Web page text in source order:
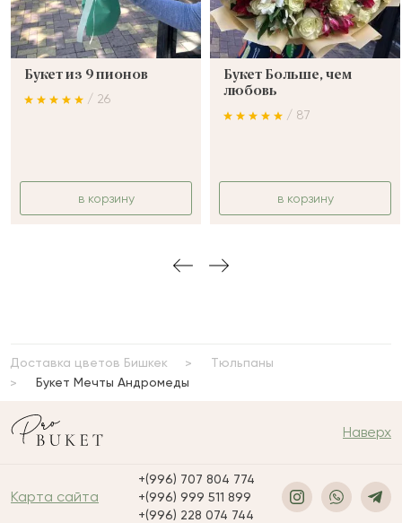
Букет из 9 пионов
/ 26
в корзину
Букет Больше, чем
любовь
/ 87
в корзину
Доставка цветов Бишкек
Тюльпаны
Букет Мечты Андромеды
Наверх
Карта сайта
+(996) 707 804 774
+(996) 999 511 899
+(996) 228 074 744